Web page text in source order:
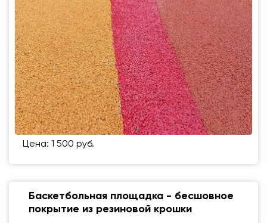
Цена: 1 500 руб.
Баскетбольная площадка - бесшовное
покрытие из резиновой крошки